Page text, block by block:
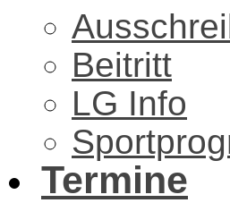
Beitritt
LG Info
Termine